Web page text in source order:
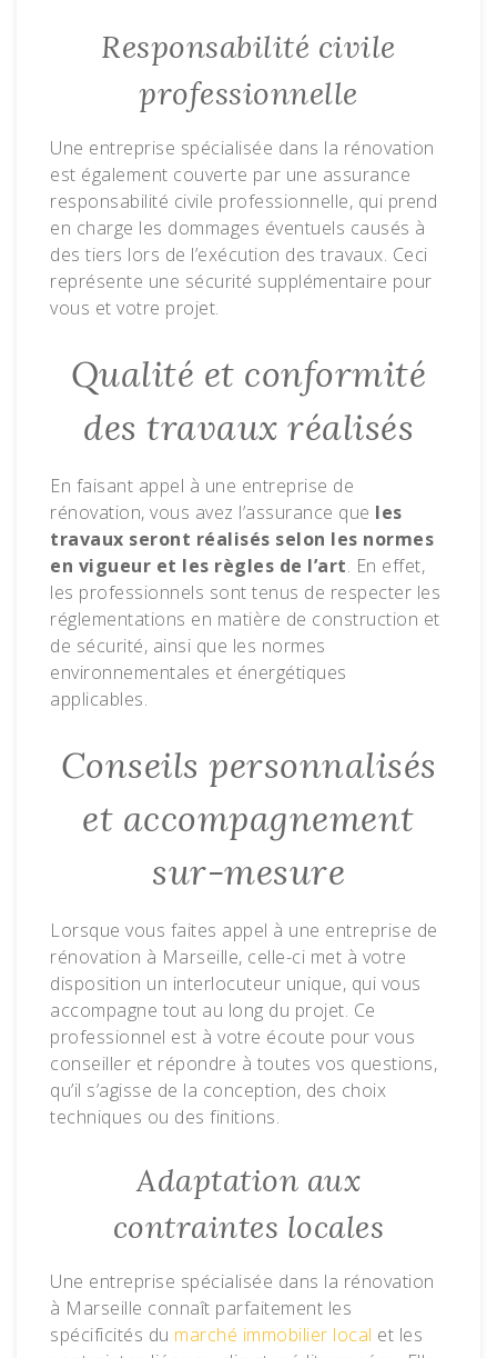
Responsabilité civile
professionnelle
Une entreprise spécialisée dans la rénovation
est également couverte par une assurance
responsabilité civile professionnelle, qui prend
en charge les dommages éventuels causés à
des tiers lors de l’exécution des travaux. Ceci
représente une sécurité supplémentaire pour
vous et votre projet.
Qualité et conformité
des travaux réalisés
En faisant appel à une entreprise de
rénovation, vous avez l’assurance que les
travaux seront réalisés selon les normes
en vigueur et les règles de l’art. En effet,
les professionnels sont tenus de respecter les
réglementations en matière de construction et
de sécurité, ainsi que les normes
environnementales et énergétiques
applicables.
Conseils personnalisés
et accompagnement
sur-mesure
Lorsque vous faites appel à une entreprise de
rénovation à Marseille, celle-ci met à votre
disposition un interlocuteur unique, qui vous
accompagne tout au long du projet. Ce
professionnel est à votre écoute pour vous
conseiller et répondre à toutes vos questions,
qu’il s’agisse de la conception, des choix
techniques ou des finitions.
Adaptation aux
contraintes locales
Une entreprise spécialisée dans la rénovation
à Marseille connaît parfaitement les
spécificités du marché immobilier local et les